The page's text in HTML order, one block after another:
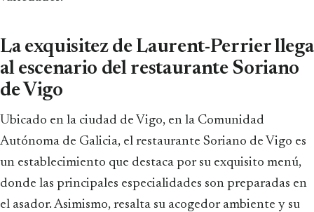
La exquisitez de Laurent-Perrier llega
al escenario del restaurante Soriano
de Vigo
Ubicado en la ciudad de Vigo, en la Comunidad
Autónoma de Galicia, el restaurante Soriano de Vigo es
un establecimiento que destaca por su exquisito menú,
donde las principales especialidades son preparadas en
el asador. Asimismo, resalta su acogedor ambiente y su